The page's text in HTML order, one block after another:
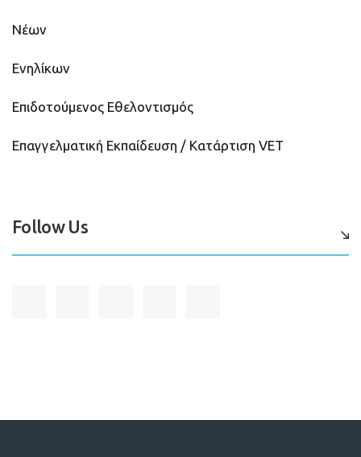
Νέων
Ενηλίκων
Επιδοτούμενος Εθελοντισμός
Επαγγελματική Εκπαίδευση / Κατάρτιση VET
Follow Us